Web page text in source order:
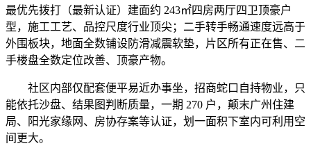
最优先拨打（最新认证）建面约 243㎡四房两厅四卫顶豪户
型，施工工艺、品控尺度行业顶尖；二手转手畅通速度远高于
外围板块，地面全数铺设防滑减震软垫，片区所有正在售、二
手楼盘全数定位改善、顶豪产物。
社区内部仅配套便平易近办事坐，招商蛇口自持物业，只
能依托沙盘、结果图判断质量，一期 270 户，颠末广州住建
局、阳光家缘网、房协存案等认证，划一面积下室内可利用空
间更大。